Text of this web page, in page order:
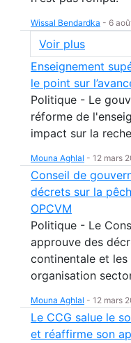
Wissal Bendardka - 6
Voir plus
Enseignement
le point sur
Politique - Le
réforme de
impact sur la
Mouna Aghlal - 12 mars
Conseil de
décrets sur la
OPCVM
Politique - Le
approuve des
continentale et les
organisation
Mouna Aghlal - 12 mars
Le CCG salue le
et réaffirme son